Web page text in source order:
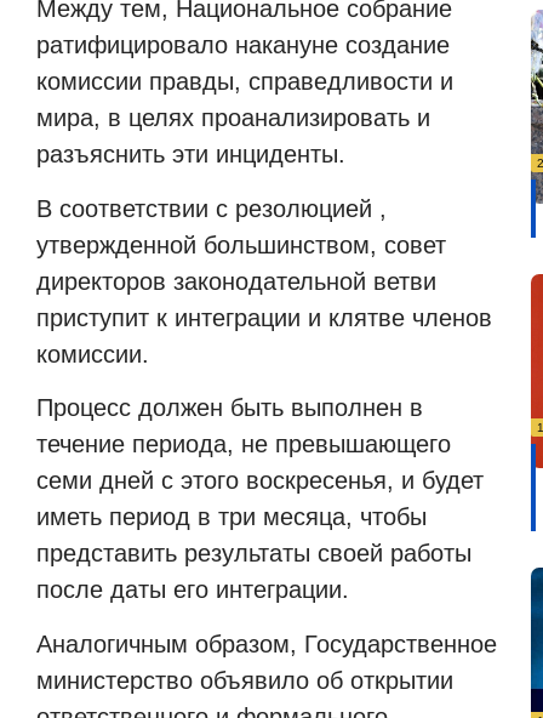
Между тем, Национальное собрание
ратифицировало накануне создание
комиссии правды, справедливости и
мира, в целях проанализировать и
разъяснить эти инциденты.
В соответствии с резолюцией ,
утвержденной большинством, совет
директоров законодательной ветви
приступит к интеграции и клятве членов
комиссии.
Процесс должен быть выполнен в
течение периода, не превышающего
семи дней с этого воскресенья, и будет
иметь период в три месяца, чтобы
представить результаты своей работы
после даты его интеграции.
Аналогичным образом, Государственное
министерство объявило об открытии